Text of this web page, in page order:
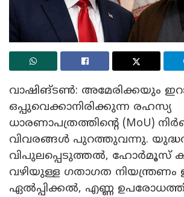
വാഷിങ്ടൺ: അമേരിക്കയും
ഒപ്പുവെക്കാനിരിക്കുന്ന രഹസ്യ
ധാരണാപത്രത്തിന്റെ (MoU)
വിവരങ്ങൾ പുറത്തുവന്നു.
വിപുലപ്പെടുത്തൽ, ഹോർമൂസ്
വഴിയുള്ള ഗതാഗത നിയന്ത്രണം
ഏൽപ്പിക്കൽ, എണ്ണ